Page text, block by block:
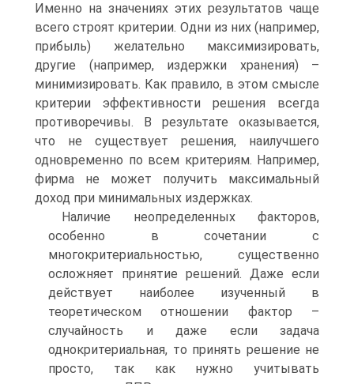
Именно на значениях этих результатов чаще
всего строят критерии. Одни из них (например,
прибыль) желательно максимизировать,
другие (например, издержки хранения) –
минимизировать. Как правило, в этом смысле
критерии эффективности решения всегда
противоречивы. В результате оказывается,
что не существует решения, наилучшего
одновременно по всем критериям. Например,
фирма не может получить максимальный
доход при минимальных издержках.
Наличие неопределенных факторов,
особенно в сочетании с
многокритериальностью, существенно
осложняет принятие решений. Даже если
действует наиболее изученный в
теоретическом отношении фактор –
случайность и даже если задача
однокритериальная, то принять решение не
просто, так как нужно учитывать